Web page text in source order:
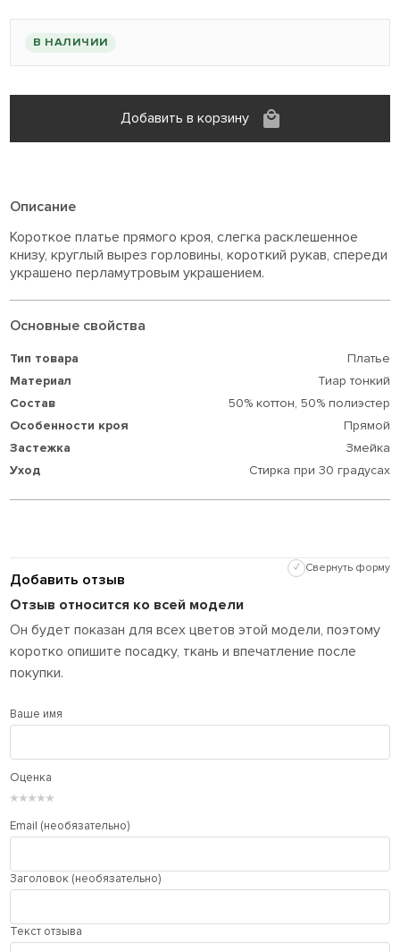
В НАЛИЧИИ
Добавить в корзину
Описание
Короткое платье прямого кроя, слегка расклешенное
книзу, круглый вырез горловины, короткий рукав, спереди
украшено перламутровым украшением.
Основные свойства
Тип товара
Платье
Материал
Тиар тонкий
Состав
50% коттон, 50% полиэстер
Особенности кроя
Прямой
Застежка
Змейка
Уход
Стирка при 30 градусах
Добавить отзыв
✓ Свернуть форму
Отзыв относится ко всей модели
Он будет показан для всех цветов этой модели, поэтому
коротко опишите посадку, ткань и впечатление после
покупки.
Ваше имя
Оценка
★
★
★
★
★
Email (необязательно)
Заголовок (необязательно)
Текст отзыва